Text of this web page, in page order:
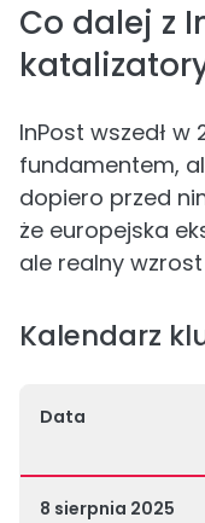
Co dalej z
InPost wszedł w
fundamentem,
dopiero przed
że europejska
ale realny wzrost
Kalendarz
Data
8 sierpnia 2025